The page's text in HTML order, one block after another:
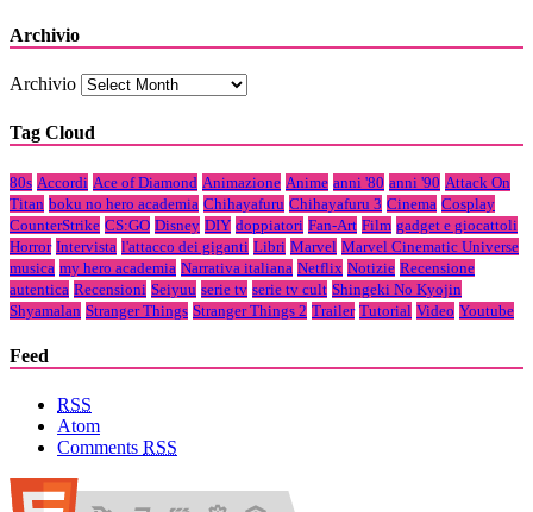
Archivio
Archivio
Tag Cloud
80s Accordi Ace of Diamond Animazione Anime anni '80 anni '90 Attack On
Titan boku no hero academia Chihayafuru Chihayafuru 3 Cinema Cosplay
CounterStrike CS:GO Disney DIY doppiatori Fan-Art Film gadget e giocattoli
Horror Intervista l'attacco dei giganti Libri Marvel Marvel Cinematic Universe
musica my hero academia Narrativa italiana Netflix Notizie Recensione
autentica Recensioni Seiyuu serie tv serie tv cult Shingeki No Kyojin
Shyamalan Stranger Things Stranger Things 2 Trailer Tutorial Video Youtube
Feed
RSS
Atom
Comments RSS